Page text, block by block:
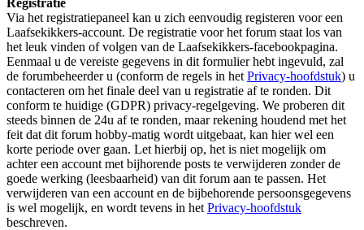
Via het registratiepaneel kan u zich eenvoudig registeren voor een
Laafsekikkers-account. De registratie voor het forum staat los van
het leuk vinden of volgen van de Laafsekikkers-facebookpagina.
Eenmaal u de vereiste gegevens in dit formulier hebt ingevuld, zal
de forumbeheerder u (conform de regels in het Privacy-hoofdstuk) u
contacteren om het finale deel van u registratie af te ronden. Dit
conform te huidige (GDPR) privacy-regelgeving. We proberen dit
steeds binnen de 24u af te ronden, maar rekening houdend met het
feit dat dit forum hobby-matig wordt uitgebaat, kan hier wel een
korte periode over gaan. Let hierbij op, het is niet mogelijk om
achter een account met bijhorende posts te verwijderen zonder de
goede werking (leesbaarheid) van dit forum aan te passen. Het
verwijderen van een account en de bijbehorende persoonsgegevens
is wel mogelijk, en wordt tevens in het Privacy-hoofdstuk
beschreven.